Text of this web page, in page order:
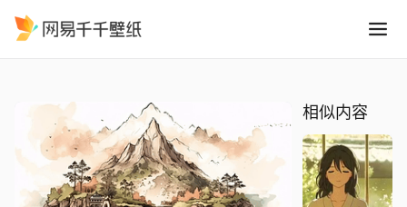
相似内容